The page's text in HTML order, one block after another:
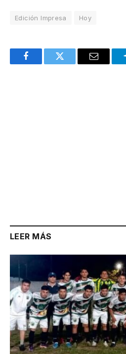
Edición Impresa Hoy
FacebookTwitter Email
LEER MÁS